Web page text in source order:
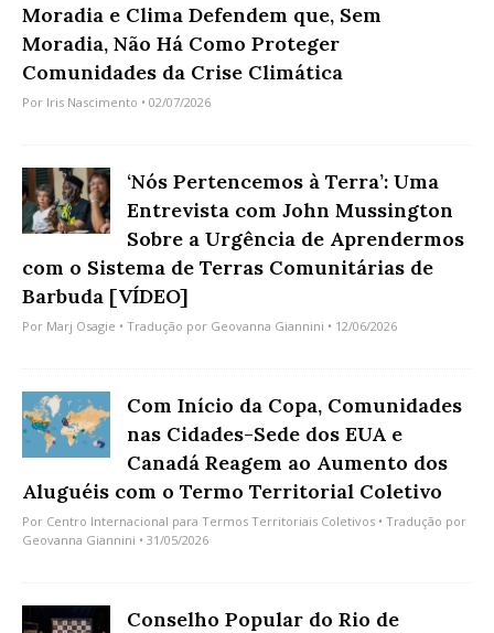
Moradia e Clima Defendem que, Sem
Moradia, Não Há Como Proteger
Comunidades da Crise Climática
Por Iris Nascimento • 02/07/2026
‘Nós Pertencemos à Terra’: Uma
Entrevista com John Mussington
Sobre a Urgência de Aprendermos
com o Sistema de Terras Comunitárias de
Barbuda [VÍDEO]
Por Marj Osagie • Tradução por Geovanna Giannini • 12/06/2026
Com Início da Copa, Comunidades
nas Cidades-Sede dos EUA e
Canadá Reagem ao Aumento dos
Aluguéis com o Termo Territorial Coletivo
Por Centro Internacional para Termos Territoriais Coletivos • Tradução por
Geovanna Giannini • 31/05/2026
Conselho Popular do Rio de